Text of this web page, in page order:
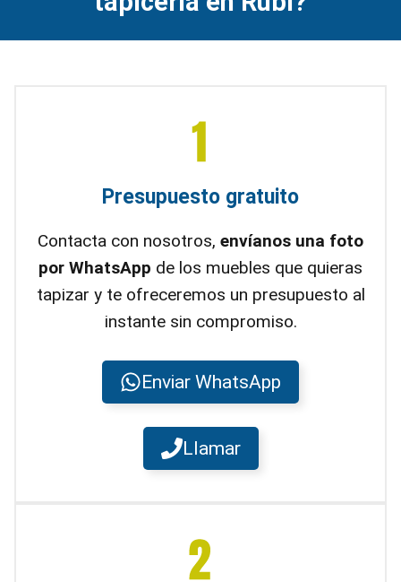
Presupuesto gratuito
Contacta con nosotros, envíanos una foto
por WhatsApp de los muebles que quieras
tapizar y te ofreceremos un presupuesto al
instante sin compromiso.
Enviar WhatsApp
Llamar